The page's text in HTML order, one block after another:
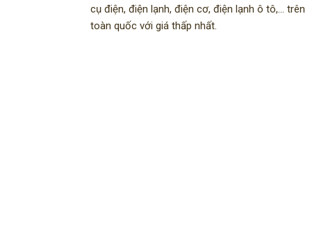
cụ điện, điện lạnh, điện cơ, điện lạnh ô tô,... trên
toàn quốc với giá thấp nhất.